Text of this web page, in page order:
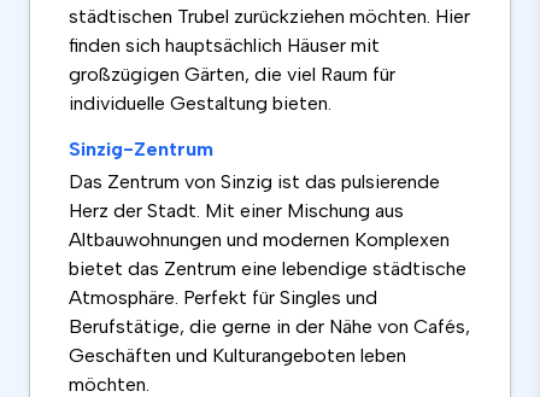
städtischen Trubel zurückziehen möchten. Hier
finden sich hauptsächlich Häuser mit
großzügigen Gärten, die viel Raum für
individuelle Gestaltung bieten.
Sinzig-Zentrum
Das Zentrum von Sinzig ist das pulsierende
Herz der Stadt. Mit einer Mischung aus
Altbauwohnungen und modernen Komplexen
bietet das Zentrum eine lebendige städtische
Atmosphäre. Perfekt für Singles und
Berufstätige, die gerne in der Nähe von Cafés,
Geschäften und Kulturangeboten leben
möchten.